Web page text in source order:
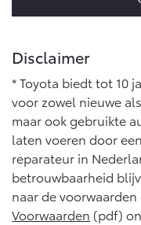
Disclaimer
* Toyota biedt tot 10
voor zowel nieuwe
maar ook gebruikte
laten voeren door
reparateur in
betrouwbaarheid
naar de
Voorwaarden (pdf)